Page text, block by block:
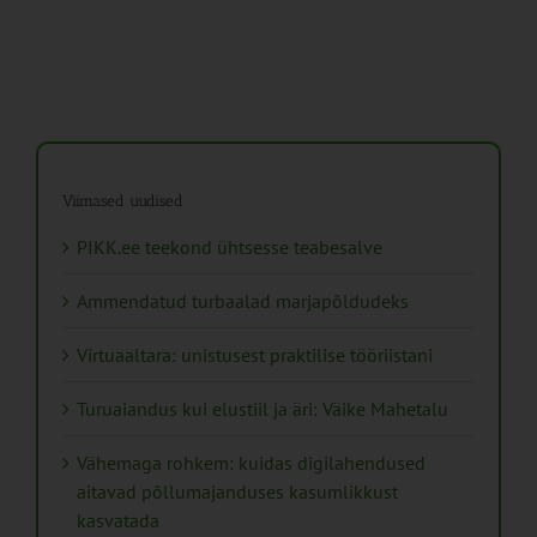
Viimased uudised
PIKK.ee teekond ühtsesse teabesalve
Ammendatud turbaalad marjapõldudeks
Virtuaaltara: unistusest praktilise tööriistani
Turuaiandus kui elustiil ja äri: Väike Mahetalu
Vähemaga rohkem: kuidas digilahendused
aitavad põllumajanduses kasumlikkust
kasvatada